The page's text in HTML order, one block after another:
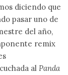
diciendo que
pasar uno de
del año,
remix
alPanda